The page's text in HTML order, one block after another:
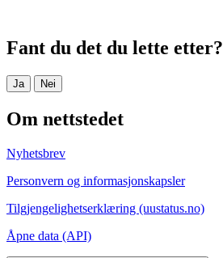
Fant du det du lette etter?
Ja Nei
Om nettstedet
Nyhetsbrev
Personvern og informasjonskapsler
Tilgjengelighetserklæring (uustatus.no)
Åpne data (API)